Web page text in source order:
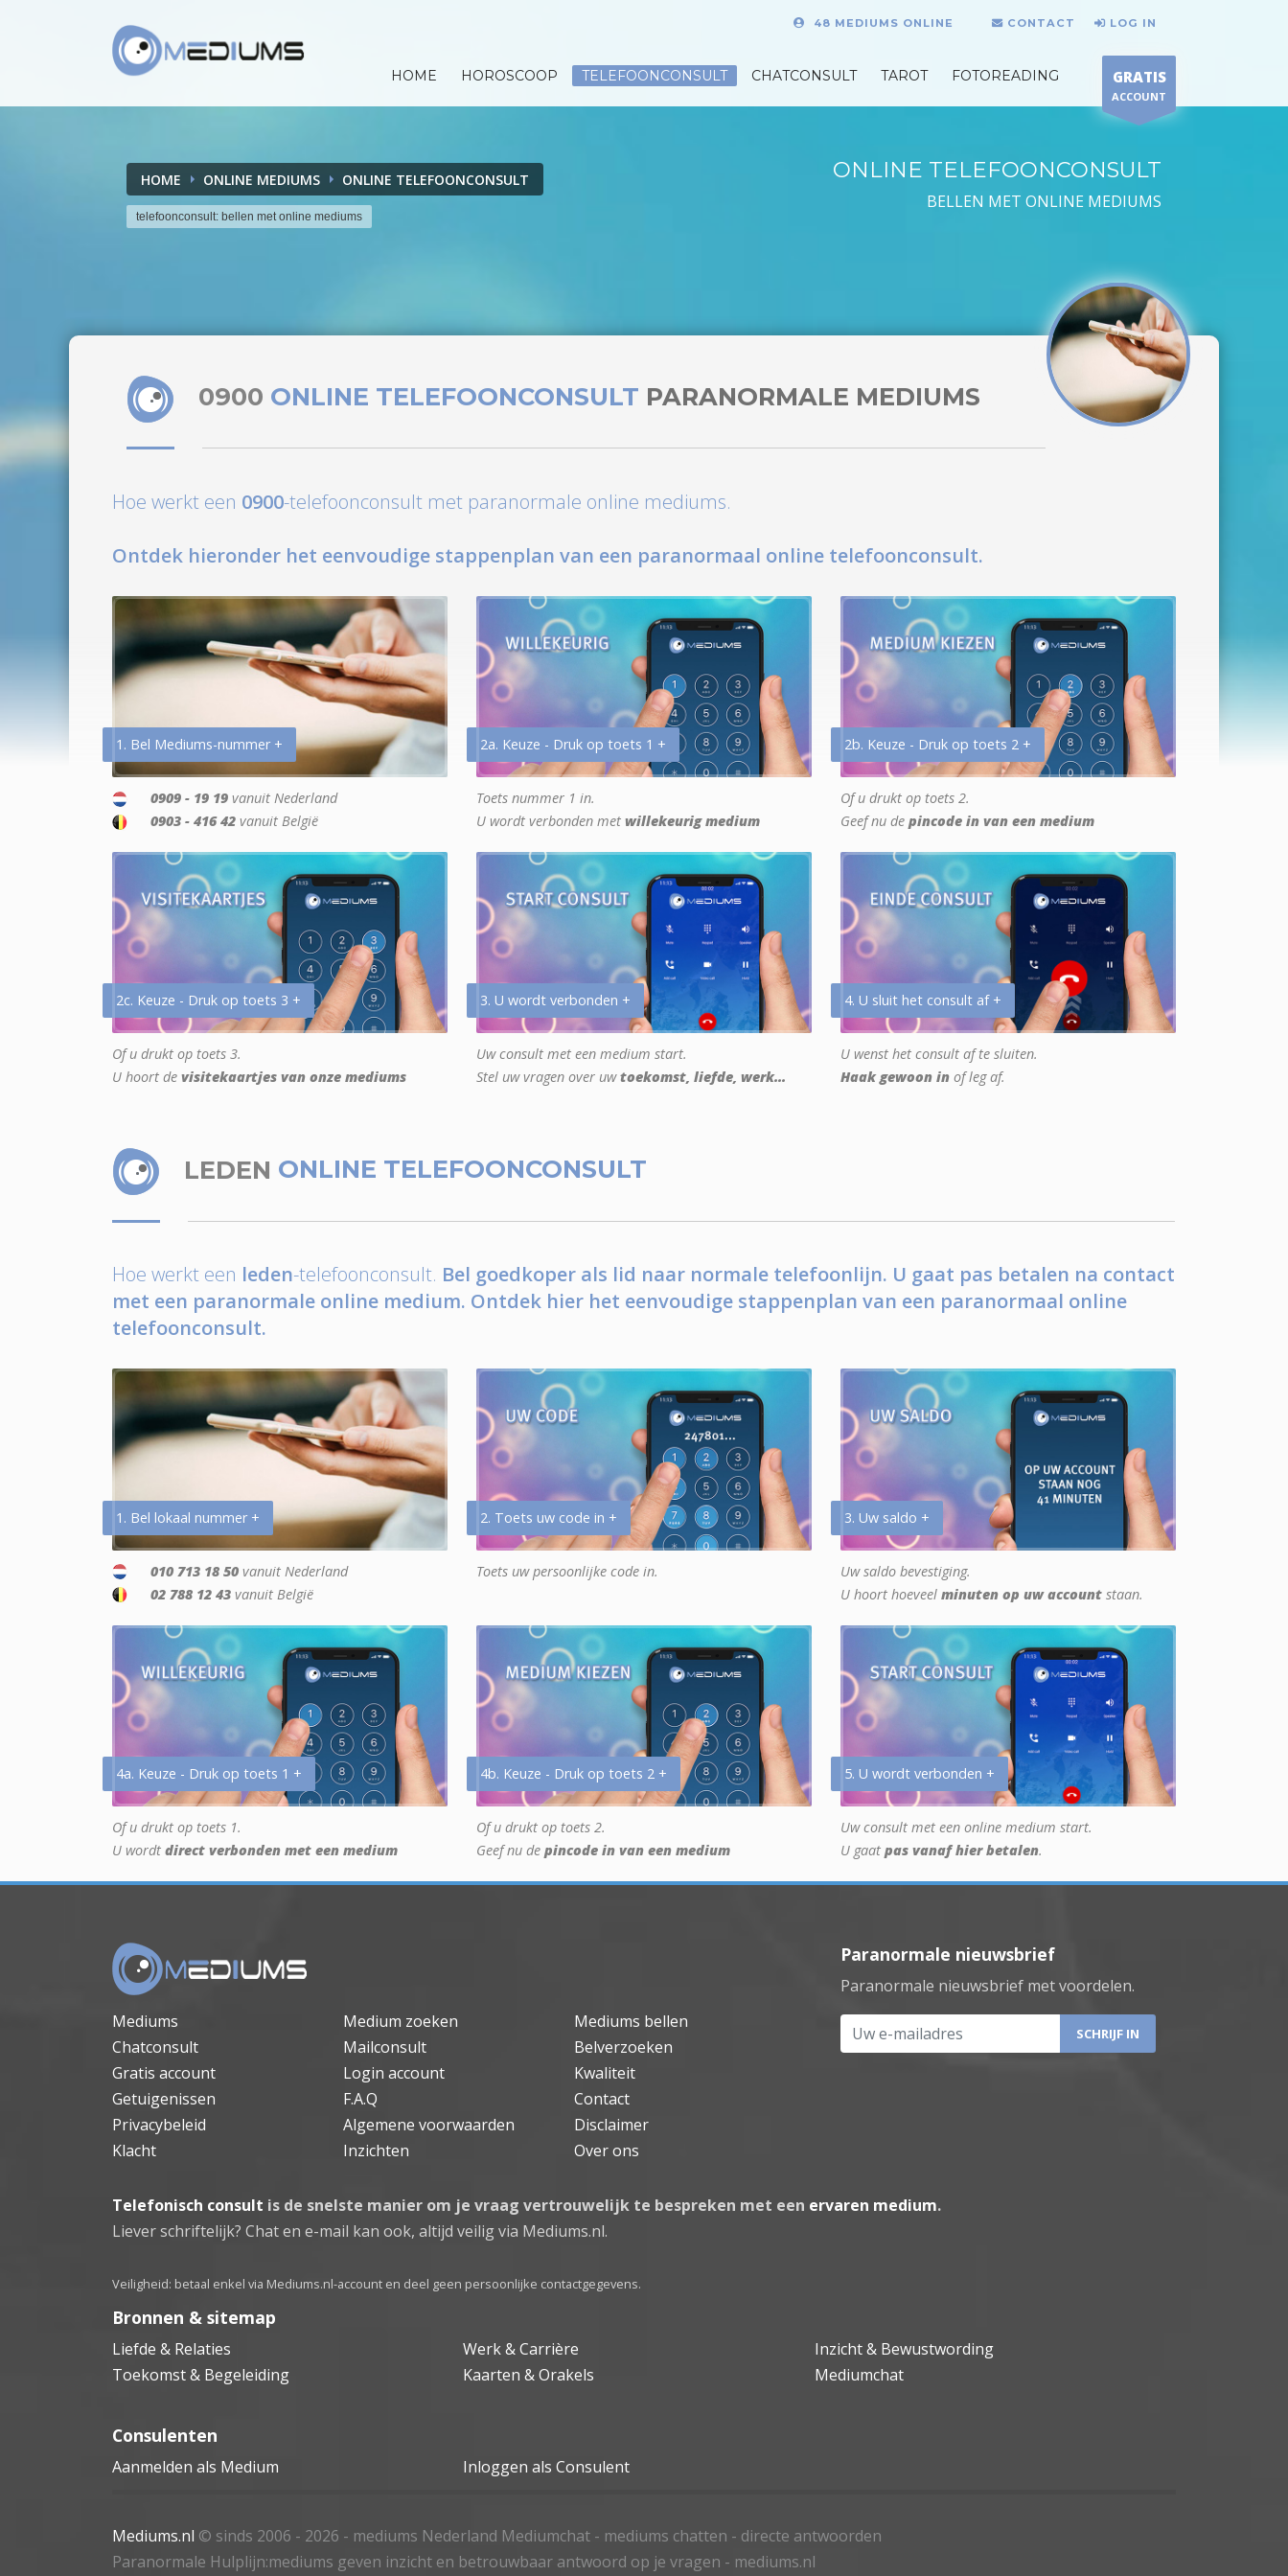
48 MEDIUMS ONLINE CONTACT LOG IN
HOME HOROSCOOP TELEFOONCONSULT CHATCONSULT TAROT FOTOREADING GRATIS
ACCOUNT
HOME ONLINE MEDIUMS ONLINE TELEFOONCONSULT
telefoonconsult: bellen met online mediums
ONLINE TELEFOONCONSULT
BELLEN MET ONLINE MEDIUMS
0900 ONLINE TELEFOONCONSULT PARANORMALE MEDIUMS
Hoe werkt een 0900-telefoonconsult met paranormale online mediums.
Ontdek hieronder het eenvoudige stappenplan van een paranormaal online telefoonconsult.
1. Bel Mediums-nummer +
0909 - 19 19 vanuit Nederland
0903 - 416 42 vanuit België
2a. Keuze - Druk op toets 1 +
Toets nummer 1 in.
U wordt verbonden met willekeurig medium
2b. Keuze - Druk op toets 2 +
Of u drukt op toets 2.
Geef nu de pincode in van een medium
2c. Keuze - Druk op toets 3 +
Of u drukt op toets 3.
U hoort de visitekaartjes van onze mediums
3. U wordt verbonden +
Uw consult met een medium start.
Stel uw vragen over uwtoekomst, liefde, werk...
4. U sluit het consult af +
U wenst het consult af te sluiten.
Haak gewoon in of leg af.
LEDEN ONLINE TELEFOONCONSULT
Hoe werkt een leden-telefoonconsult. Bel goedkoper als lid naar normale telefoonlijn. U gaat pas betalen na contact
met een paranormale online medium. Ontdek hier het eenvoudige stappenplan van een paranormaal online
telefoonconsult.
1. Bel lokaal nummer +
010 713 18 50 vanuit Nederland
02 788 12 43 vanuit België
2. Toets uw code in +
Toets uw persoonlijke code in.
3. Uw saldo +
Uw saldo bevestiging.
U hoort hoeveel minuten op uw account staan.
4a. Keuze - Druk op toets 1 +
Of u drukt op toets 1.
U wordt direct verbonden met een medium
4b. Keuze - Druk op toets 2 +
Of u drukt op toets 2.
Geef nu de pincode in van een medium
5. U wordt verbonden +
Uw consult met een online medium start.
U gaat pas vanaf hier betalen.
Mediums Medium zoeken
Mediums bellen
Chatconsult
Mailconsult
Belverzoeken
Gratis account
Login account
Kwaliteit
Getuigenissen
F.A.Q
Contact
Privacybeleid
Algemene voorwaarden
Disclaimer
Klacht
Inzichten Over ons
Paranormale nieuwsbrief
Paranormale nieuwsbrief met voordelen.
Uw e-mailadres
Telefonisch consult is de snelste manier om je vraag vertrouwelijk te bespreken met een ervaren medium.
Liever schriftelijk? Chat en e-mail kan ook, altijd veilig via Mediums.nl.
Veiligheid: betaal enkel via Mediums.nl-account en deel geen persoonlijke contactgegevens.
Bronnen & sitemap
Liefde & Relaties Werk & Carrière
Inzicht & Bewustwording
Toekomst & Begeleiding
Kaarten & Orakels Mediumchat
Consulenten
Aanmelden als Medium Inloggen als Consulent
Mediums.nl © sinds 2006 - 2026 - mediums Nederland Mediumchat - mediums chatten - directe antwoorden
Paranormale Hulplijn:mediums geven inzicht en betrouwbaar antwoord op je vragen - mediums.nl